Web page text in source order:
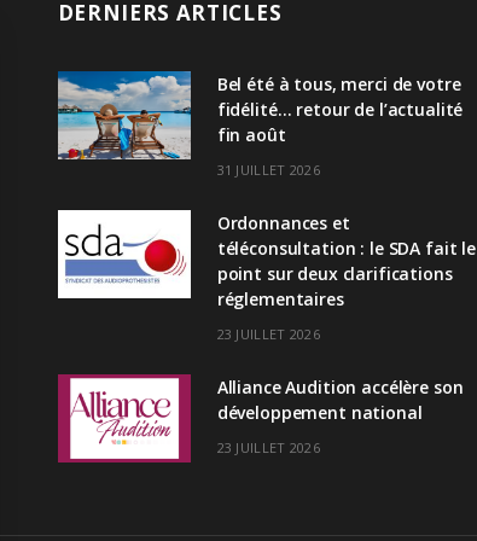
DERNIERS ARTICLES
Bel été à tous, merci de votre
fidélité… retour de l’actualité
fin août
31 JUILLET 2026
Ordonnances et
téléconsultation : le SDA fait le
point sur deux clarifications
réglementaires
23 JUILLET 2026
Alliance Audition accélère son
développement national
23 JUILLET 2026